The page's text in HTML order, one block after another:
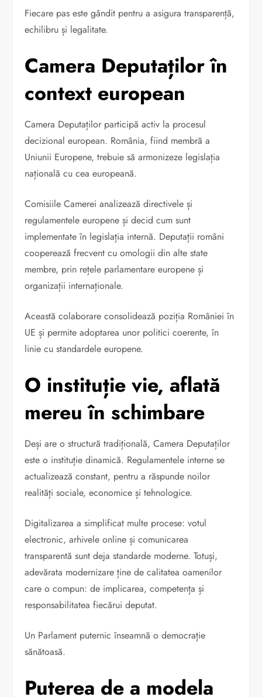
Fiecare pas este gândit pentru a asigura transparență,
echilibru și legalitate.
Camera Deputaților în
context european
Camera Deputaților participă activ la procesul
decizional european. România, fiind membră a
Uniunii Europene, trebuie să armonizeze legislația
națională cu cea europeană.
Comisiile Camerei analizează directivele și
regulamentele europene și decid cum sunt
implementate în legislația internă. Deputații români
cooperează frecvent cu omologii din alte state
membre, prin rețele parlamentare europene și
organizații internaționale.
Această colaborare consolidează poziția României în
UE și permite adoptarea unor politici coerente, în
linie cu standardele europene.
O instituție vie, aflată
mereu în schimbare
Deși are o structură tradițională, Camera Deputaților
este o instituție dinamică. Regulamentele interne se
actualizează constant, pentru a răspunde noilor
realități sociale, economice și tehnologice.
Digitalizarea a simplificat multe procese: votul
electronic, arhivele online și comunicarea
transparentă sunt deja standarde moderne. Totuși,
adevărata modernizare ține de calitatea oamenilor
care o compun: de implicarea, competența și
responsabilitatea fiecărui deputat.
Un Parlament puternic înseamnă o democrație
sănătoasă.
Puterea de a modela